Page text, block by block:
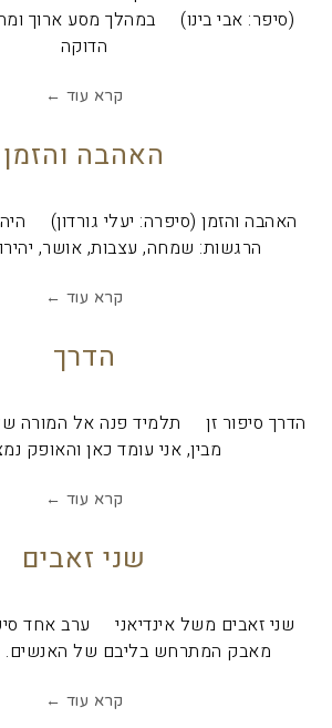
(סיפר: אבי בינו) במהלך מסע ארוך
הדוקה
קרא עוד ←
האהבה והזמן
האהבה והזמן (סיפרה: יעלי גורדון) היה
הרגשות: שמחה, עצבות, אושר,
קרא עוד ←
הדרך
הדרך סיפור זן תלמיד פנה אל המורה
מבין, אני עומד כאן והאופק
קרא עוד ←
שני זאבים
שני זאבים משל אינדיאני ערב אחד
מאבק המתרחש בליבם של האנשים.
קרא עוד ←